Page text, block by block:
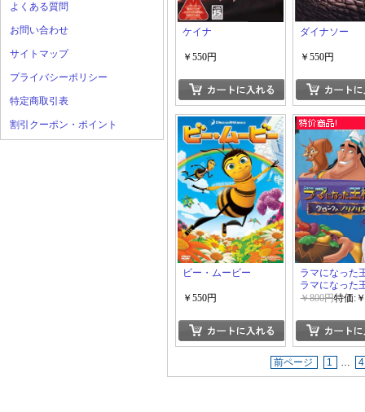
よくある質問
お問い合わせ
サイトマップ
プライバシーポリシー
特定商取引表
割引クーポン・ポイント
ケイナ
￥550円
ダイナソー
￥550円
ビー・ムービー
￥550円
ラマになった
ラマになった
ロンクのノリ
￥800円特価:
前ページ 1 … 4